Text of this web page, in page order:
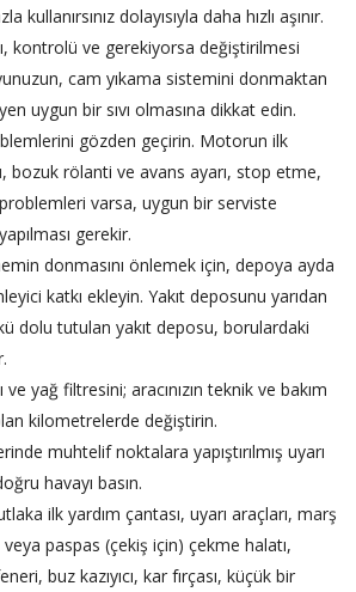
kullanırsınız dolayısıyla daha hızlı aşınır.
kontrolü ve gerekiyorsa değiştirilmesi
cam yıkama sistemini donmaktan
uygun bir sıvı olmasına dikkat edin.
gözden geçirin. Motorun ilk
bozuk rölanti ve avans ayarı, stop etme,
varsa, uygun bir serviste
gerekir.
donmasını önlemek için, depoya ayda
katkı ekleyin. Yakıt deposunu yarıdan
dolu tutulan yakıt deposu, borulardaki
ve yağ filtresini; aracınızın teknik ve bakım
kilometrelerde değiştirin.
muhtelif noktalara yapıştırılmış uyarı
havayı basın.
ilk yardım çantası, uyarı araçları, marş
paspas (çekiş için) çekme halatı,
buz kazıyıcı, kar fırçası, küçük bir